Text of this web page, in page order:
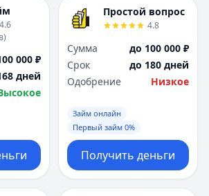
4.6
)
000 ₽
дней
Простой вопрос
4.8
Сумма
до 100 000 ₽
Срок
до 180 дней
Одобрение
Низкое
Займ онлайн
Первый займ 0%
Получить деньги